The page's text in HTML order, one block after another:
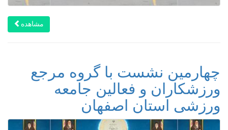
مشاهده
چهارمین نشست با گروه مرجع
ورزشکاران و فعالین جامعه
ورزشی استان اصفهان